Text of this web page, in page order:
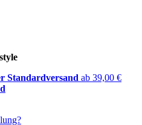
Standardversand ab 39,00 €